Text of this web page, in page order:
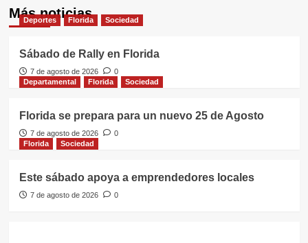
Más noticias
Deportes Florida Sociedad
Sábado de Rally en Florida
7 de agosto de 2026
0
Departamental
Florida Sociedad
Florida se prepara para un nuevo 25 de Agosto
7 de agosto de 2026
0
Florida
Sociedad
Este sábado apoya a emprendedores locales
7 de agosto de 2026 0